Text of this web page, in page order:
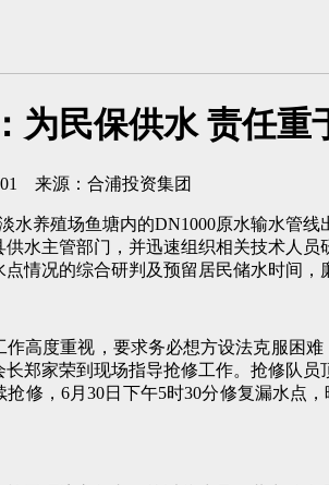
为民保供水 责任重
01 来源：合浦投资集团
水养殖场鱼塘内的DN1000原水输水管
供水主管部门，并迅速组织相关技术人
情况的综合研判及预留居民储水时间
作高度重视，要求务必想方设法克服困
长郑家荣到现场指导抢修工作。抢修队
抢修，6月30日下午5时30分修复漏水点